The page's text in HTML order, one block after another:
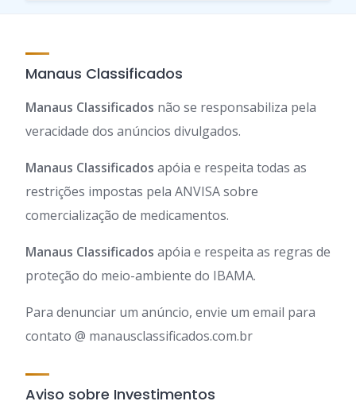
Manaus Classificados
Manaus Classificados não se responsabiliza pela
veracidade dos anúncios divulgados.
Manaus Classificados apóia e respeita todas as
restrições impostas pela ANVISA sobre
comercialização de medicamentos.
Manaus Classificados apóia e respeita as regras de
proteção do meio-ambiente do IBAMA.
Para denunciar um anúncio, envie um email para
contato @ manausclassificados.com.br
Aviso sobre Investimentos